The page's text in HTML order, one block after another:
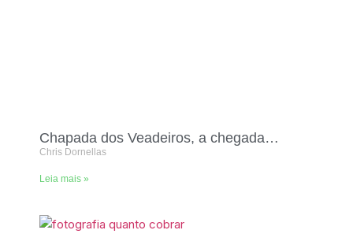
Chapada dos Veadeiros, a chegada…
Chris Dornellas
Leia mais »